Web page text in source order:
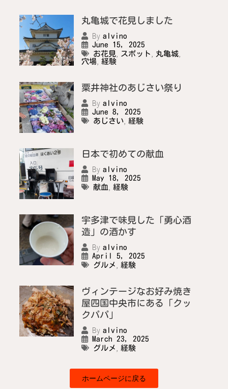
丸亀城で花見しました
By alvino
June 15, 2025
お花見, スポット , 丸亀城,
穴場, 経験
粟井神社のあじさい祭り
By alvino
June 8, 2025
あじさい, 経験
日本で初めての献血
By alvino
May 18, 2025
献血, 経験
宇多津で味見した「勇心酒
造」の酒かす
By alvino
April 5, 2025
グルメ , 経験
ヴィンテージなお好み焼き
屋四国中央市にある「クッ
クパパ」
By alvino
March 23, 2025
グルメ , 経験
ホームページに戻る